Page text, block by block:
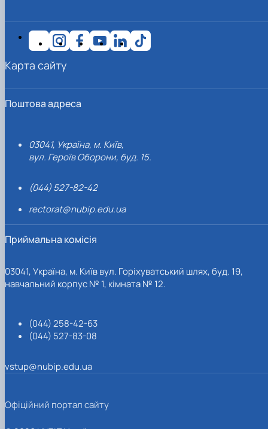
Поштова адреса
03041, Україна, м. Київ,
вул. Героїв Оборони, буд. 15.
(044) 527-82-42
rectorat@nubip.edu.ua
Приймальна комісія
03041, Україна, м. Київ вул. Горіхуватський шлях, буд. 19,
навчальний корпус № 1, кімната № 12.
(044) 258-42-63
(044) 527-83-08
vstup@nubip.edu.ua
Карта сайту
Офіційний портал сайту